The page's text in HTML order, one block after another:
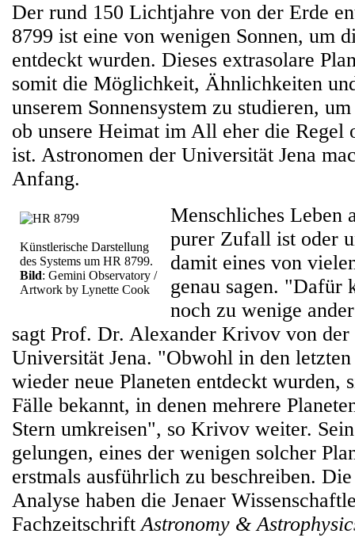
Der rund 150 Lichtjahre von der Erde
8799 ist eine von wenigen Sonnen, um
entdeckt wurden. Dieses extrasolare
somit die Möglichkeit, Ähnlichkeiten
unserem Sonnensystem zu studieren,
ob unsere Heimat im All eher die Regel
ist. Astronomen der Universität Jena
Anfang.
Künstlerische Darstellung
des Systems um HR 8799.
Bild: Gemini Observatory /
Artwork by Lynette Cook
Menschliches Leben
purer Zufall ist oder
damit eines von
genau sagen. "Dafür
noch zu wenige
sagt Prof. Dr. Alexander Krivov von
Universität Jena. "Obwohl in den
wieder neue Planeten entdeckt wurden,
Fälle bekannt, in denen mehrere
Stern umkreisen", so Krivov weiter.
gelungen, eines der wenigen solcher
erstmals ausführlich zu beschreiben.
Analyse haben die Jenaer
FachzeitschriftAstronomy &